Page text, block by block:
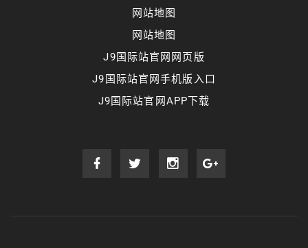
网站地图
网站地图
J9国际站官网网页版
J9国际站官网手机版入口
J9国际站官网APP下载